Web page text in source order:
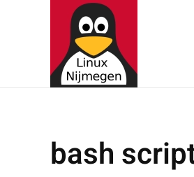
Terug naar hoofdinhoud
bash